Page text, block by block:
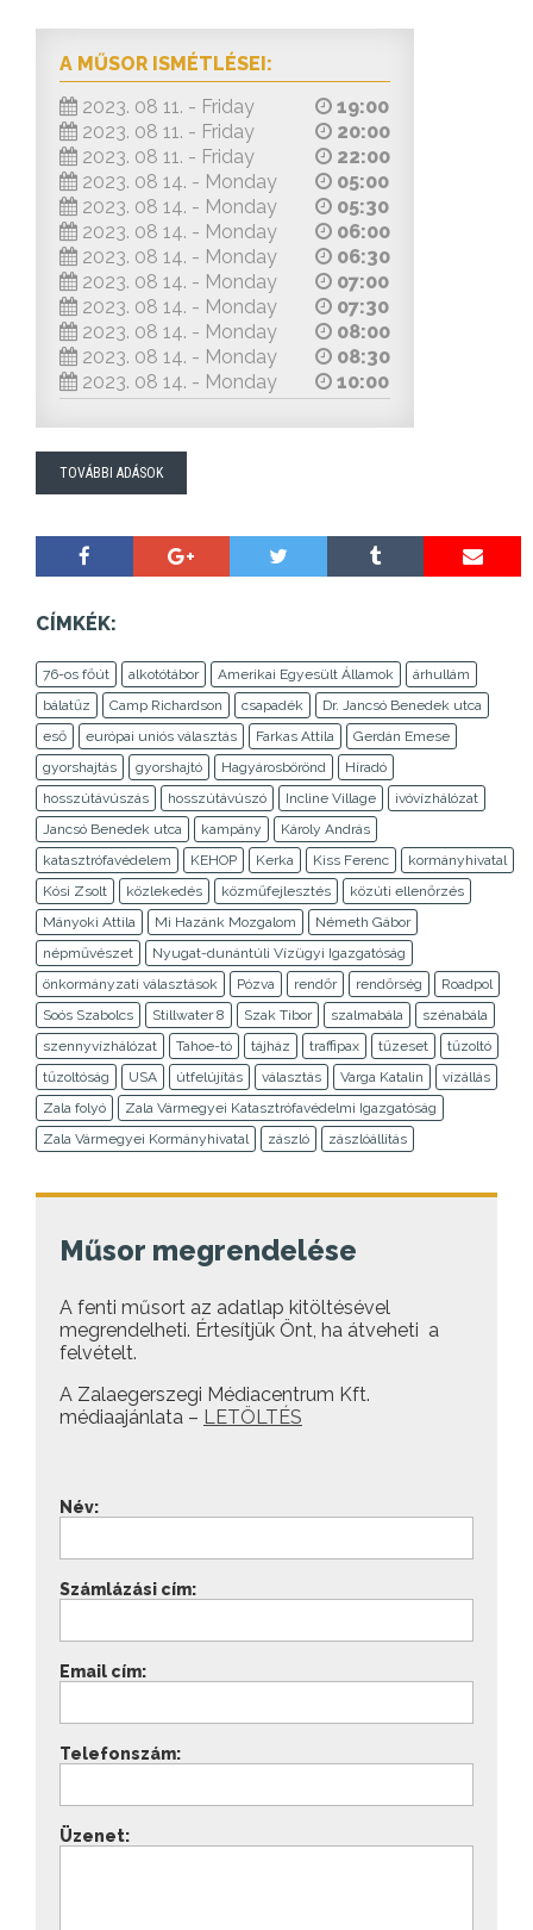
A MŰSOR ISMÉTLÉSEI:
2023. 08 11. - Friday
19:00
2023. 08 11. - Friday
20:00
2023. 08 11. - Friday
22:00
2023. 08 14. - Monday
05:00
2023. 08 14. - Monday
05:30
2023. 08 14. - Monday
06:00
2023. 08 14. - Monday
06:30
2023. 08 14. - Monday
07:00
2023. 08 14. - Monday
07:30
2023. 08 14. - Monday
08:00
2023. 08 14. - Monday
08:30
2023. 08 14. - Monday
10:00
TOVÁBBI ADÁSOK
CÍMKÉK:
76-os főút alkotótábor Amerikai Egyesült Államok
árhullám
bálatűz
Camp Richardson csapadék
Dr. Jancsó Benedek utca
eső
európai uniós választás Farkas Attila
Gerdán Emese
gyorshajtás
gyorshajtó Hagyárosbörönd
Híradó
hosszútávúszás
hosszútávúszó Incline Village
ivóvízhálózat
Jancsó Benedek utca
kampány
Károly András
katasztrófavédelem
KEHOP Kerka Kiss Ferenc
kormányhivatal
Kósi Zsolt
közlekedés közműfejlesztés
közúti ellenőrzés
Mányoki Attila
Mi Hazánk Mozgalom
Németh Gábor
népművészet
Nyugat-dunántúli Vízügyi Igazgatóság
önkormányzati választások
Pózva rendőr rendőrség
Roadpol
Soós Szabolcs
Stillwater 8 Szak Tibor szalmabála
szénabála
szennyvízhálózat
Tahoe-tó tájház traffipax tűzeset
tűzoltó
tűzoltóság
USA útfelújítás választás Varga Katalin
vízállás
Zala folyó
Zala Vármegyei Katasztrófavédelmi Igazgatóság
Zala Vármegyei Kormányhivatal
zászló zászlóállítás
Műsor megrendelése
A fenti műsort az adatlap kitöltésével
megrendelheti. Értesítjük Önt, ha átveheti a
felvételt.
A Zalaegerszegi Médiacentrum Kft.
médiaajánlata – LETÖLTÉS
Név:
Számlázási cím:
Email cím:
Telefonszám:
Üzenet: